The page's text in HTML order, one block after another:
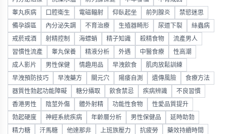
睾丸疾病 口腔衛生 電磁輻射 仰臥起坐 前列腺炎 禁慾迷思
備孕誤區 內分泌失調 不育治療 生殖器畸形 尿道下裂 絲蟲病
戒菸戒酒 射精控制 海螵蛸 精子知識 殺精食物 流產男人
習慣性流產 睾丸保養 精液分析 外遇 中醫食療 性高潮
成人影片 男性保健 情趣用品 早洩飲食 肌肉放鬆訓練
早洩預防技巧 早洩藥方 關元穴 陽痿自測 遺傳風險 食療方法
器質性勃起功能障礙 糖分攝取 飲食禁忌 疾病辨識 不良習慣
香港男性 陰莖外傷 體外射精 功能性食物 性愛品質提升
勃起硬度 神經系統疾病 年齡層分析 男性保健品 延時助勃
精力糖 汗馬糖 他達那非 上班族壓力 抗疲勞 藥效持續時間